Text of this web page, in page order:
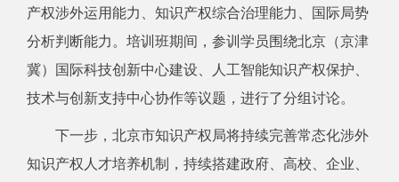
产权涉外运用能力、知识产权综合治理能力、国际局势
分析判断能力。培训班期间，参训学员围绕北京（京津
冀）国际科技创新中心建设、人工智能知识产权保护、
技术与创新支持中心协作等议题，进行了分组讨论。
下一步，北京市知识产权局将持续完善常态化涉外
知识产权人才培养机制，持续搭建政府、高校、企业、